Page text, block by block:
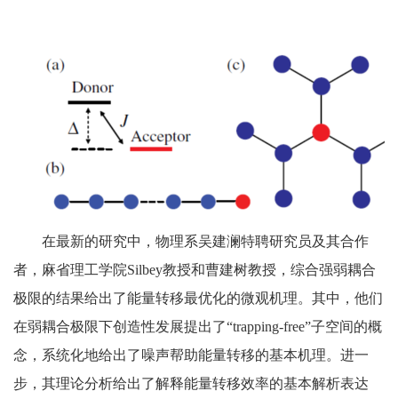
在最新的研究中，物理系吴建澜特聘研究员及其合作
者，麻省理工学院Silbey教授和曹建树教授，综合强弱耦合
极限的结果给出了能量转移最优化的微观机理。其中，他们
在弱耦合极限下创造性发展提出了“trapping-free”子空间的概
念，系统化地给出了噪声帮助能量转移的基本机理。进一
步，其理论分析给出了解释能量转移效率的基本解析表达